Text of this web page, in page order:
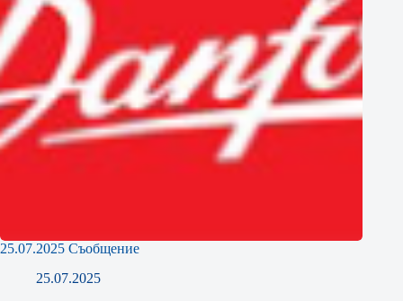
25.07.2025 Съобщение
25.07.2025